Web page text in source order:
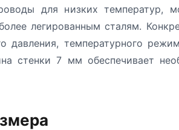
для низких температур,
легированным сталям.
давления, температурного
стенки 7 мм обеспечивает